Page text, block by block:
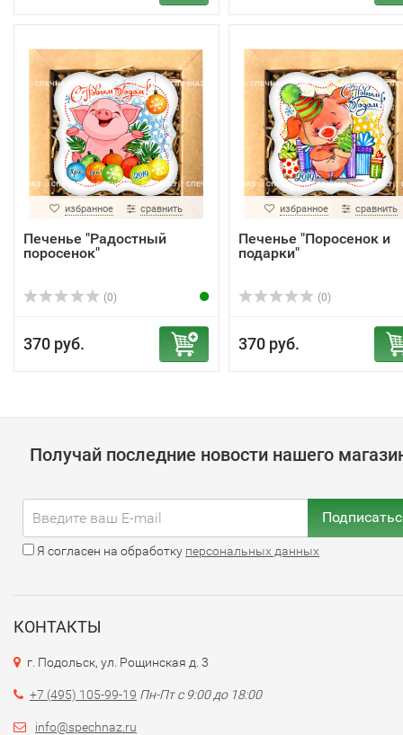
избранное сравнить
Печенье "Радостный
поросенок"
(0)
370 руб.
избранное сравнить
Печенье "Поросенок и
подарки"
(0)
370 руб.
Получай последние новости нашего
Я согласен на обработку персональных данных
КОНТАКТЫ
г. Подольск, ул. Рощинская д. 3
+7 (495) 105-99-19 Пн-Пт с 9:00 до 18:00
info@spechnaz.ru